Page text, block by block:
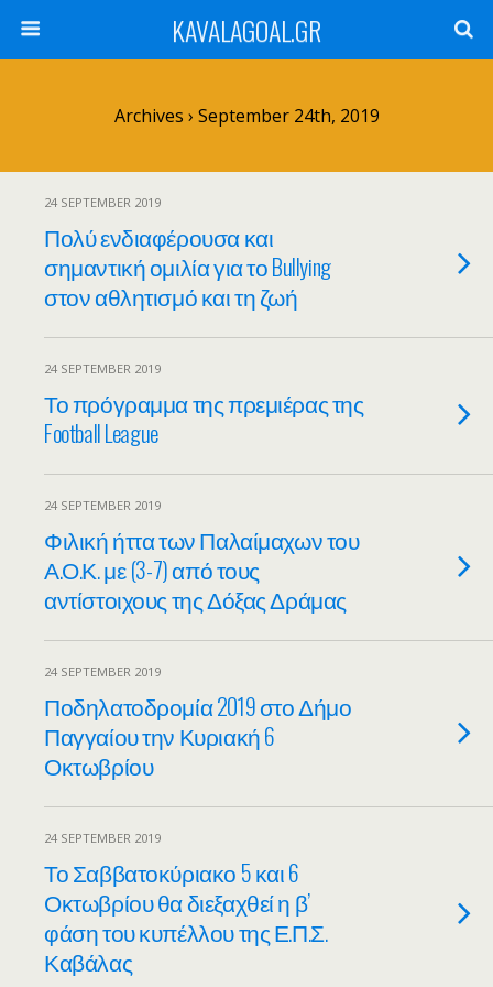
KAVALAGOAL.GR
Archives › September 24th, 2019
24 SEPTEMBER 2019
Πολύ ενδιαφέρουσα και
σημαντική ομιλία για το Bullying
στον αθλητισμό και τη ζωή
24 SEPTEMBER 2019
Το πρόγραμμα της πρεμιέρας της
Football League
24 SEPTEMBER 2019
Φιλική ήττα των Παλαίμαχων του
Α.Ο.Κ. με (3-7) από τους
αντίστοιχους της Δόξας Δράμας
24 SEPTEMBER 2019
Ποδηλατοδρομία 2019 στο Δήμο
Παγγαίου την Κυριακή 6
Οκτωβρίου
24 SEPTEMBER 2019
Το Σαββατοκύριακο 5 και 6
Οκτωβρίου θα διεξαχθεί η β’
φάση του κυπέλλου της Ε.Π.Σ.
Καβάλας